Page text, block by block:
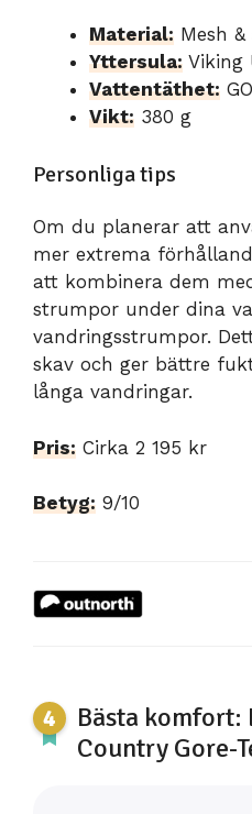
Material: Mesh
Yttersula: Viking
Vattentäthet:
Vikt: 380 g
Personliga tips
Om du planerar att
mer extrema
att kombinera dem
strumpor under dina
vandringsstrumpor.
skav och ger bättre
långa vandringar.
Pris: Cirka 2 195 kr
Betyg: 9/10
Bästa komfort:
Country Gore-